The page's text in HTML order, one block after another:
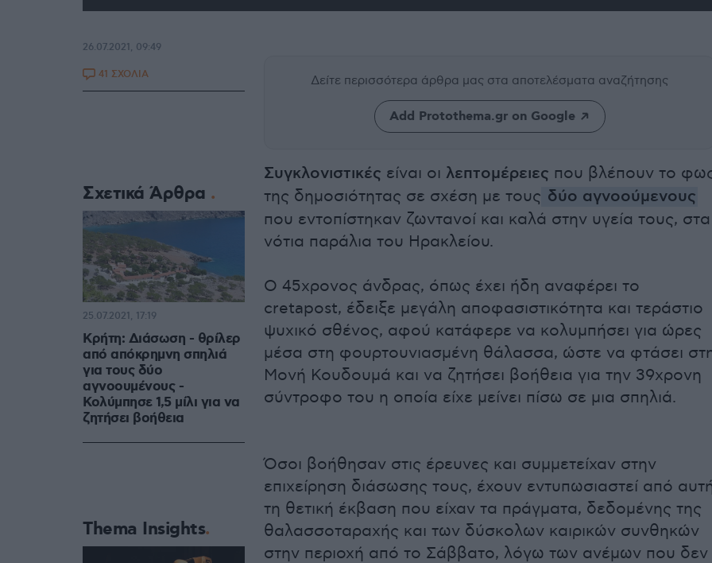
Δείτε περισσότερα άρθρα μας στα αποτελέσματα αναζήτησης
Add Protothema.gr on Google
Συγκλονιστικές είναι οι λεπτομέρειες που βλέπουν το
της δημοσιότητας σε σχέση με τους δύο αγνοούμενους
που εντοπίστηκαν ζωντανοί και καλά στην υγεία τους, στα
νότια παράλια του Ηρακλείου.
Ο 45χρονος άνδρας, όπως έχει ήδη αναφέρει το
cretapost, έδειξε μεγάλη αποφασιστικότητα και τεράστιο
ψυχικό σθένος, αφού κατάφερε να κολυμπήσει για ώρες
μέσα στη φουρτουνιασμένη θάλασσα, ώστε να φτάσει
Μονή Κουδουμά και να ζητήσει βοήθεια για την 39χρονη
σύντροφο του η οποία είχε μείνει πίσω σε μια σπηλιά.
Όσοι βοήθησαν στις έρευνες και συμμετείχαν στην
επιχείρηση διάσωσης τους, έχουν εντυπωσιαστεί από
τη θετική έκβαση που είχαν τα πράγματα, δεδομένης της
θαλασσοταραχής και των δύσκολων καιρικών συνθηκών
στην περιοχή από το Σάββατο, λόγω των ανέμων που δεν
26.07.2021, 09:49
41 ΣΧΟΛΙΑ
Σχετικά Άρθρα
Κρήτη: Διάσωση - θρίλερ
από απόκρημνη σπηλιά
για τους δύο
αγνοουμένους -
Κολύμπησε 1,5 μίλι για να
ζητήσει βοήθεια
25.07.2021, 17:19
Thema Insights